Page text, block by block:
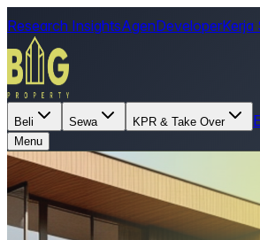
Research InsightsAgenDeveloperKerja
Beli Sewa KPR & Take Over
Menu